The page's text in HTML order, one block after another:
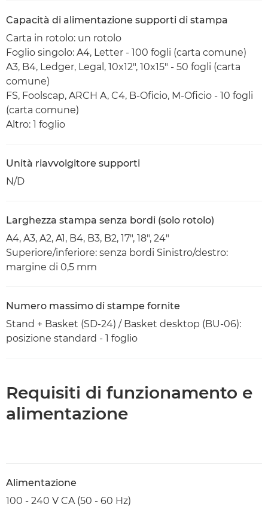
Capacità di alimentazione supporti di stampa
Carta in rotolo: un rotolo
Foglio singolo: A4, Letter - 100 fogli (carta comune)
A3, B4, Ledger, Legal, 10x12", 10x15" - 50 fogli (carta
comune)
FS, Foolscap, ARCH A, C4, B-Oficio, M-Oficio - 10 fogli
(carta comune)
Altro: 1 foglio
Unità riavvolgitore supporti
N/D
Larghezza stampa senza bordi (solo rotolo)
A4, A3, A2, A1, B4, B3, B2, 17", 18", 24"
Superiore/inferiore: senza bordi Sinistro/destro:
margine di 0,5 mm
Numero massimo di stampe fornite
Stand + Basket (SD-24) / Basket desktop (BU-06):
posizione standard - 1 foglio
Requisiti di funzionamento e
alimentazione
Alimentazione
100 - 240 V CA (50 - 60 Hz)